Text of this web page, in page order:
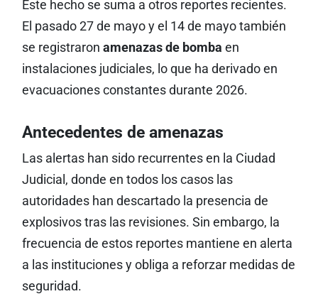
Este hecho se suma a otros reportes recientes.
El pasado 27 de mayo y el 14 de mayo también
se registraron amenazas de bomba en
instalaciones judiciales, lo que ha derivado en
evacuaciones constantes durante 2026.
Antecedentes de amenazas
Las alertas han sido recurrentes en la Ciudad
Judicial, donde en todos los casos las
autoridades han descartado la presencia de
explosivos tras las revisiones. Sin embargo, la
frecuencia de estos reportes mantiene en alerta
a las instituciones y obliga a reforzar medidas de
seguridad.